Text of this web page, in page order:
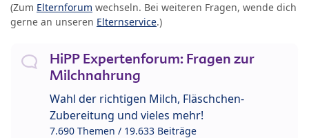
(Zum Elternforum wechseln. Bei weiteren Fragen, wende dich
gerne an unseren Elternservice.)
HiPP Expertenforum: Fragen zur
Milchnahrung
Wahl der richtigen Milch, Fläschchen-
Zubereitung und vieles mehr!
7.690 Themen / 19.633 Beiträge